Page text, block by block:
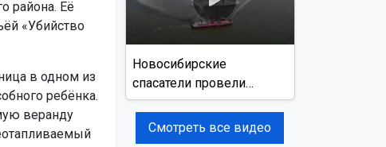
района. Её
«Убийство
в одном из
ребёнка.
веранду
Новосибирские
спасатели провели
учения на реке Обь
Смотреть все видео